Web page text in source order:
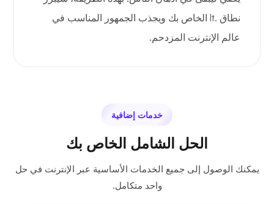
نطاق .lt الخاص بك ويجذب الجمهور المناسب في
عالم الإنترنت المزدحم.
خدمات إضافية
الحل الشامل الخاص بك
يمكنك الوصول إلى جميع الخدمات الأساسية عبر الإنترنت في حل
واحد متكامل.